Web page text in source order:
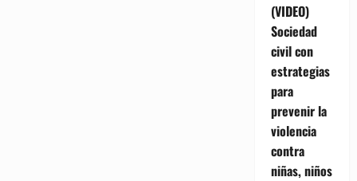
(VIDEO)
Sociedad
civil con
estrategias
para
prevenir la
violencia
contra
niñas, niños